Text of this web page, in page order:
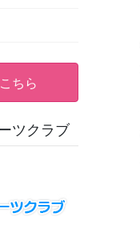
ちら
ツクラブ